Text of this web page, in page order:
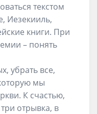
текстом
Иезекииль,
книги. При
– понять
убрать все,
мы
К счастью,
отрывка, в